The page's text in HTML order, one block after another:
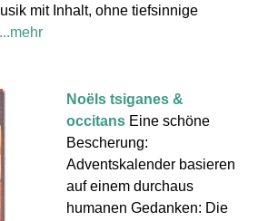
mit Inhalt, ohne tiefsinnige
...mehr
Noëls tsiganes &
occitans Eine schöne
Bescherung:
Adventskalender basieren
auf einem durchaus
humanen Gedanken: Die